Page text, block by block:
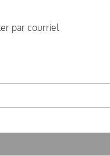
par courriel